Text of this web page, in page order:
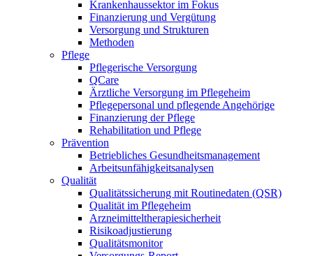
Krankenhaussektor im Fokus
Finanzierung und Vergütung
Versorgung und Strukturen
Methoden
Pflege
Pflegerische Versorgung
QCare
Ärztliche Versorgung im Pflegeheim
Pflegepersonal und pflegende Angehörige
Finanzierung der Pflege
Rehabilitation und Pflege
Prävention
Betriebliches Gesundheitsmanagement
Arbeitsunfähigkeitsanalysen
Qualität
Qualitätssicherung mit Routinedaten (QSR)
Qualität im Pflegeheim
Arzneimitteltherapiesicherheit
Risikoadjustierung
Qualitätsmonitor